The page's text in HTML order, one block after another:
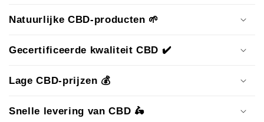
Natuurlijke CBD-producten 🌱
Gecertificeerde kwaliteit CBD ✔️
Lage CBD-prijzen 💰
Snelle levering van CBD 🛵